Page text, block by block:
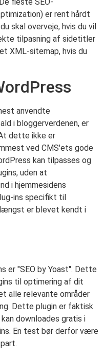
er rent hårdt
skal overveje, hvis du vil
tilpasning af sidetitler
XML-sitemap, hvis du
anvendte
i bloggerverdenen, er
dette ikke er
ved CMS'ets gode
kan tilpasses og
uden at
i hjemmesidens
ins specifikt til
er blevet kendt i
er "SEO by Yoast". Dette
til optimering af dit
alle relevante områder
Dette plugin er faktisk
downloades gratis i
En test bør derfor være